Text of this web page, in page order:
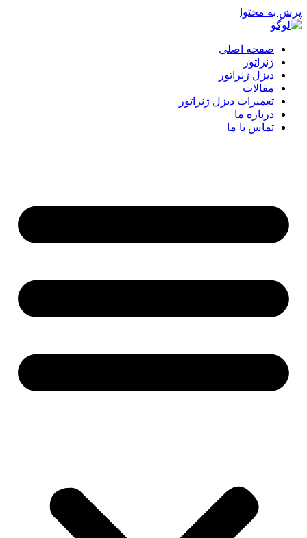
پرش به محتوا
صفحه اصلی
ژنراتور
دیزل ژنراتور
مقالات
تعمیرات دیزل ژنراتور
درباره ما
تماس با ما